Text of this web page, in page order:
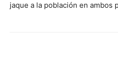
jaque a la población en ambos